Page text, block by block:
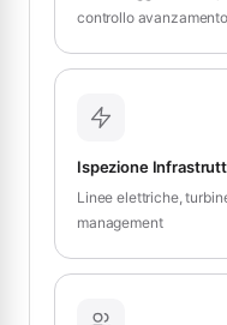
controllo
Ispezione
Linee elettriche,
management